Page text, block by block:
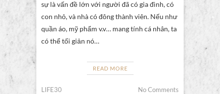
sự là vấn đề lớn với người đã có gia đình, có
con nhỏ, và nhà có đông thành viên. Nếu như
quần áo, mỹ phẩm v.v… mang tính cá nhân, ta
có thể tối giản nó…
READ MORE
LIFE30 No Comments